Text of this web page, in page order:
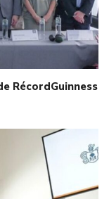
RécordGuinness